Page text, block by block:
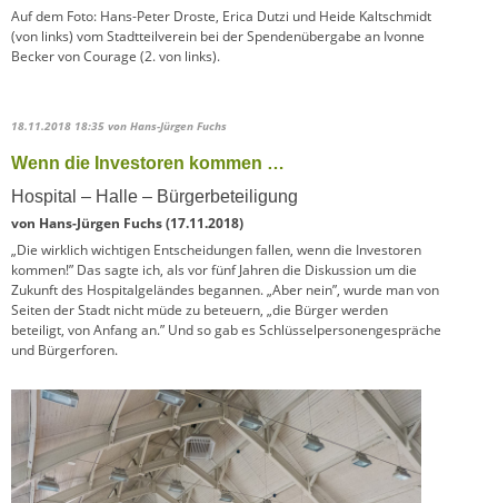
Auf dem Foto: Hans-Peter Droste, Erica Dutzi und Heide Kaltschmidt
(von links) vom Stadtteilverein bei der Spendenübergabe an Ivonne
Becker von Courage (2. von links).
18.11.2018 18:35 von Hans-Jürgen Fuchs
Wenn die Investoren kommen …
Hospital – Halle – Bürgerbeteiligung
von Hans-Jürgen Fuchs (17.11.2018)
„Die wirklich wichtigen Entscheidungen fallen, wenn die Investoren
kommen!” Das sagte ich, als vor fünf Jahren die Diskussion um die
Zukunft des Hospitalgeländes begannen. „Aber nein”, wurde man von
Seiten der Stadt nicht müde zu beteuern, „die Bürger werden
beteiligt, von Anfang an.” Und so gab es Schlüsselpersonengespräche
und Bürgerforen.